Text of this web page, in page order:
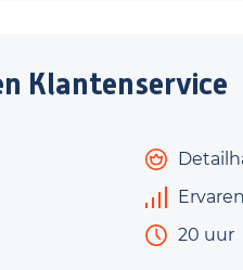
Klantenservice
Ervaren
20 uur